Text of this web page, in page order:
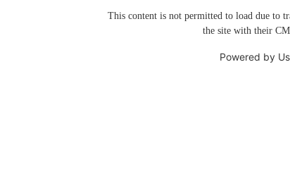
This content is not permitted to load due to
the site with their
Powered by